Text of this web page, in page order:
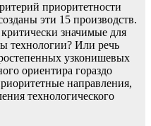
приоритетности
эти 15 производств.
значимые для
технологии? Или речь
узконишевых
ориентира гораздо
направления,
технологического